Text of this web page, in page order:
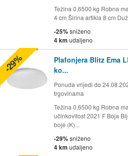
Težina 0,6500 kg Robna
4 cm Širina artikla 8 cm
-25%sniženo
4 km udaljeno
Plafonjera Blitz Ema
ko...
Ponuda vrijedi do
trgovinama
Težina 0,6500 kg Robna
učinkovitost 2021 F Boja
boje (K)...
-29%sniženo
4 km udaljeno
-29%